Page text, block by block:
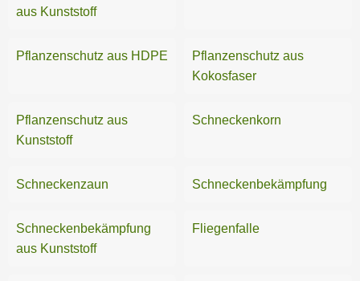
aus Kunststoff
Pflanzenschutz aus HDPE
Pflanzenschutz aus
Kokosfaser
Pflanzenschutz aus
Kunststoff
Schneckenkorn
Schneckenzaun Schneckenbekämpfung
Schneckenbekämpfung
aus Kunststoff
Fliegenfalle